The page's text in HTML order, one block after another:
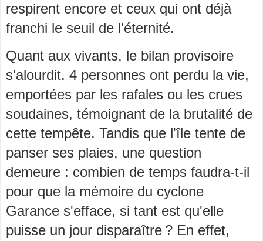
respirent encore et ceux qui ont déjà
franchi le seuil de l'éternité.
Quant aux vivants, le bilan provisoire
s'alourdit. 4 personnes ont perdu la vie,
emportées par les rafales ou les crues
soudaines, témoignant de la brutalité de
cette tempête. Tandis que l'île tente de
panser ses plaies, une question
demeure : combien de temps faudra-t-il
pour que la mémoire du cyclone
Garance s'efface, si tant est qu'elle
puisse un jour disparaître ? En effet,